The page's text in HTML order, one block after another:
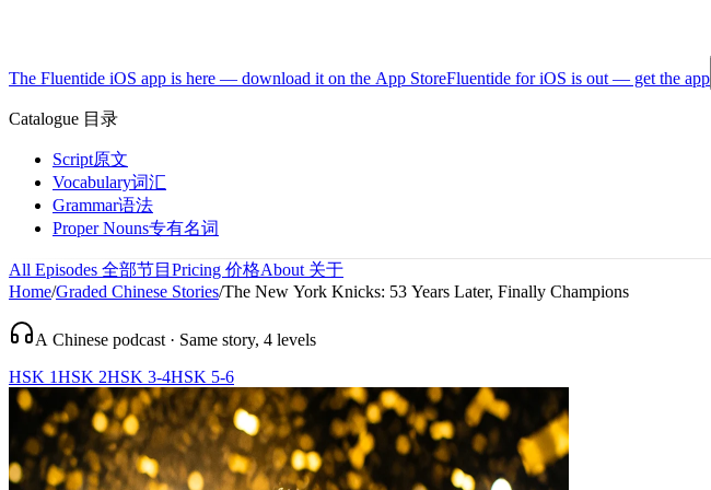
The Fluentide iOS app is here — download it on the App StoreFluentide for iOS is out — get the app
Catalogue 目录
Script原文
Vocabulary词汇
Grammar语法
Proper Nouns专有名词
All Episodes 全部节目 Pricing 价格About 关于
Home/Graded Chinese Stories/The New York Knicks: 53 Years Later, Finally Champions
A Chinese podcast · Same story, 4 levels
HSK 1HSK 2HSK 3-4HSK 5-6